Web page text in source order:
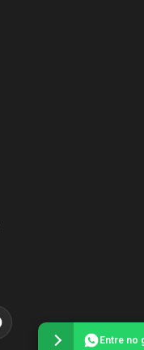
Entre no